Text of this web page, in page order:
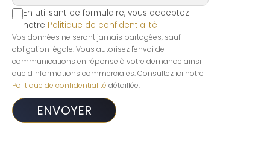
En utilisant ce formulaire, vous acceptez
notre Politique de confidentialité
Vos données ne seront jamais partagées, sauf
obligation légale. Vous autorisez l'envoi de
communications en réponse à votre demande ainsi
que d'informations commerciales. Consultez ici notre
Politique de confidentialité détaillée.